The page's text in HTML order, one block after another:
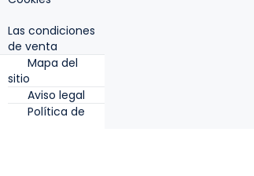
Las condiciones
de venta
Mapa del
sitio
Aviso legal
Política de